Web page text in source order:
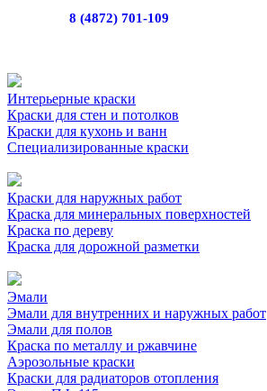
8 (4872) 701-109
Интерьерные краски
Краски для стен и потолков
Краски для кухонь и ванн
Специализированные краски
Краски для наружных работ
Краска для минеральных поверхностей
Краска по дереву
Краска для дорожной разметки
Эмали
Эмали для внутренних и наружных работ
Эмали для полов
Краска по металлу и ржавчине
Аэрозольные краски
Краски для радиаторов отопления